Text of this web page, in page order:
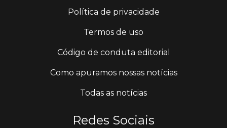
Política de privacidade
Termos de uso
Código de conduta editorial
Como apuramos nossas notícias
Todas as notícias
Redes Sociais